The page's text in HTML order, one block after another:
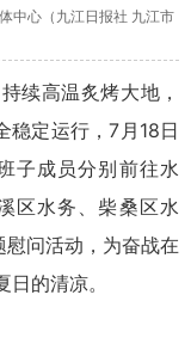
中心（九江日报社 九江市
续高温炙烤大地，
稳定运行，7月18日
子成员分别前往水
区水务、柴桑区水
慰问活动，为奋战在
的清凉。